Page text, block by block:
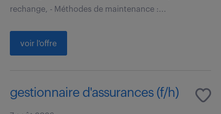
rechange, - Méthodes de maintenance :...
voir l'offre
gestionnaire d'assurances (f/h)